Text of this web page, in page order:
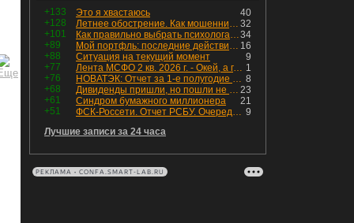
+133 40
Это я хвастаюсь
+128
32
Летнее обострение. Как мошенники пытаются подсунуть кнопку "БАБЛО" девушкам
+101
34
Как правильно выбрать психолога. Показания к лечению
+89
16
Мой портфль: последние действия и текущая структура. Краткий комментарий по всем позициям
+88
9
Ситуация на текущий момент
+77
1
Лента МСФО 2 кв. 2026 г. - Окей, а где прибыль?
+76
8
НОВАТЭК: Отчет за 1-е полугодие 2026 - прибыль продолжает падать, но лучшее впереди, если не прилетит
+68
23
Дивиденды пришли, но пошли не туда
+61
21
Синдром бумажного миллионера
+51
9
ФСК-Россети. Отчет РСБУ. Очередная допка - бомбовые новости в эфире
Лучшие записи за 24 часа
РЕКЛАМА • CONFA.SMART-LAB.RU